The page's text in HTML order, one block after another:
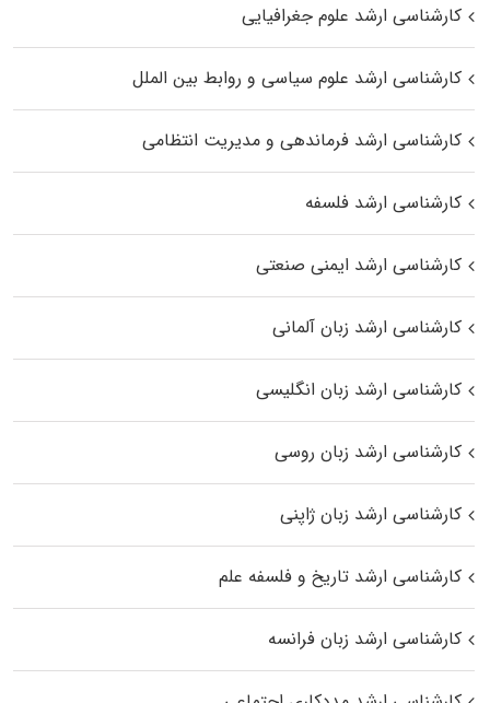
کارشناسی ارشد علوم جغرافیایی
کارشناسی ارشد علوم سیاسی و روابط بین الملل
کارشناسی ارشد فرماندهی و مدیریت انتظامی
کارشناسی ارشد فلسفه
کارشناسی ارشد ایمنی صنعتی
کارشناسی ارشد زبان آلمانی
کارشناسی ارشد زبان انگلیسی
کارشناسی ارشد زبان روسی
کارشناسی ارشد زبان ژاپنی
کارشناسی ارشد تاریخ و فلسفه علم
کارشناسی ارشد زبان فرانسه